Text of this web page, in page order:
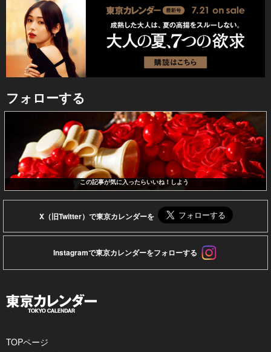
フォローする
この記事が気に入ったらいいね！しよう
X（旧Twitter）で東京カレンダーを
Instagramで東京カレンダーをフォローする
TOPページ